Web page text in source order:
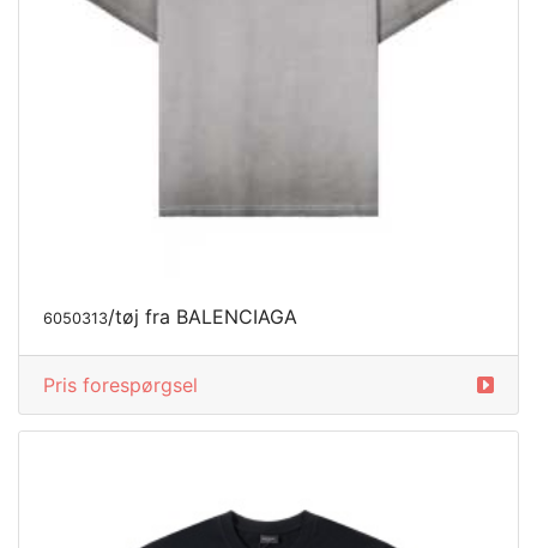
6050313/tøj fra BALENCIAGA
Pris forespørgsel